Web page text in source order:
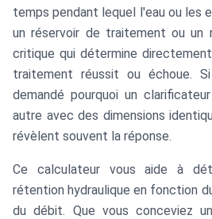
temps pendant lequel l'eau ou les
un réservoir de traitement ou un
critique qui détermine
traitement réussit ou échoue.
demandé pourquoi un
autre avec des dimensions
révèlent souvent la réponse.
Ce calculateur vous aide à
rétention hydraulique en fonction
du débit. Que vous conceviez